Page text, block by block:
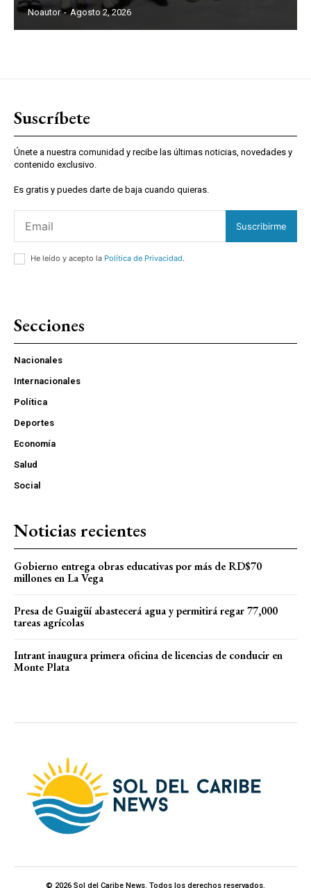
Noautor - Agosto 2, 2026
Suscríbete
Únete a nuestra comunidad y recibe las últimas noticias, novedades y
contenido exclusivo.
Es gratis y puedes darte de baja cuando quieras.
Suscribirme
He leído y acepto la Política de Privacidad.
Secciones
Nacionales
Internacionales
Política
Deportes
Economía
Salud
Social
Noticias recientes
Gobierno entrega obras educativas por más de RD$70
millones en La Vega
Presa de Guaigüí abastecerá agua y permitirá regar 77,000
tareas agrícolas
Intrant inaugura primera oficina de licencias de conducir en
Monte Plata
© 2026 Sol del Caribe News. Todos los derechos reservados.